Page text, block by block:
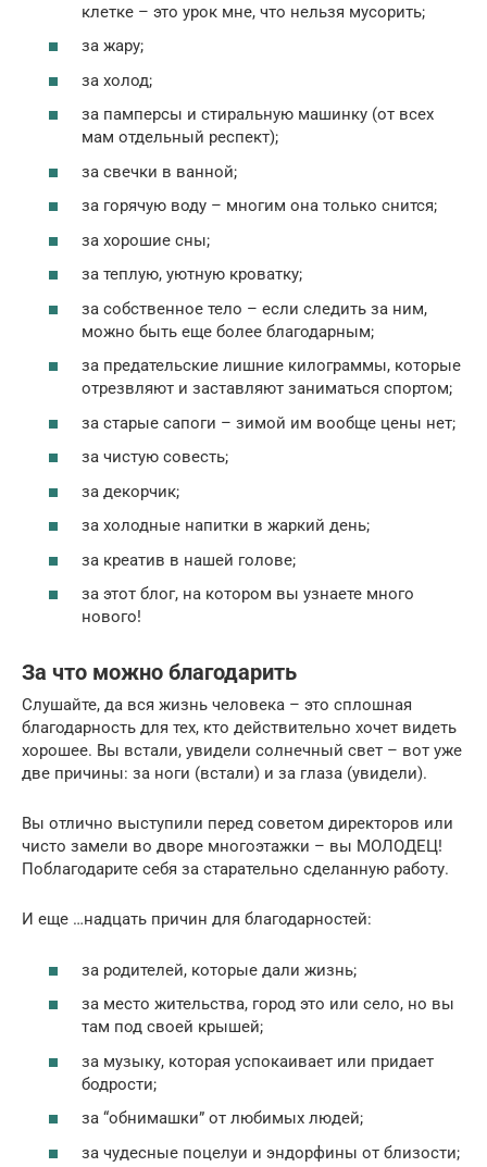
клетке – это урок мне, что нельзя мусорить;
за жару;
за холод;
за памперсы и стиральную машинку (от всех
мам отдельный респект);
за свечки в ванной;
за горячую воду – многим она только снится;
за хорошие сны;
за теплую, уютную кроватку;
за собственное тело – если следить за ним,
можно быть еще более благодарным;
за предательские лишние килограммы, которые
отрезвляют и заставляют заниматься спортом;
за старые сапоги – зимой им вообще цены нет;
за чистую совесть;
за декорчик;
за холодные напитки в жаркий день;
за креатив в нашей голове;
за этот блог, на котором вы узнаете много
нового!
За что можно благодарить
Слушайте, да вся жизнь человека – это сплошная
благодарность для тех, кто действительно хочет видеть
хорошее. Вы встали, увидели солнечный свет – вот уже
две причины: за ноги (встали) и за глаза (увидели).
Вы отлично выступили перед советом директоров или
чисто замели во дворе многоэтажки – вы МОЛОДЕЦ!
Поблагодарите себя за старательно сделанную работу.
И еще …надцать причин для благодарностей:
за родителей, которые дали жизнь;
за место жительства, город это или село, но вы
там под своей крышей;
за музыку, которая успокаивает или придает
бодрости;
за “обнимашки” от любимых людей;
за чудесные поцелуи и эндорфины от близости;